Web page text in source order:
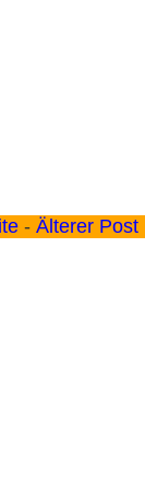
-Älterer Post